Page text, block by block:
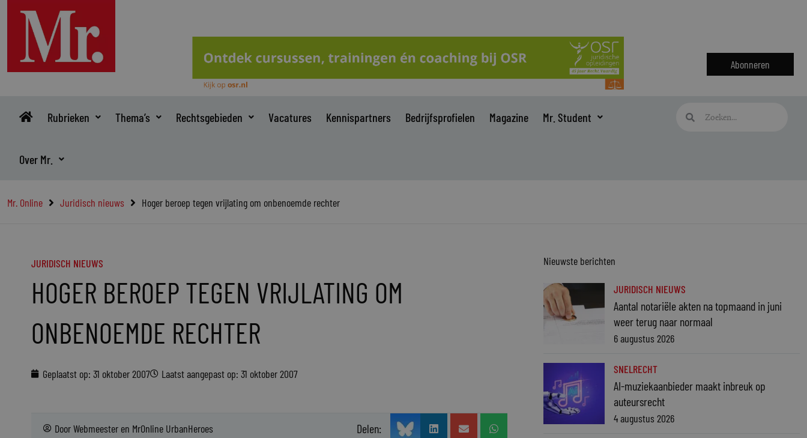
inhoud
Abonneren
Rubrieken Thema’s Rechtsgebieden Vacatures Kennispartners Bedrijfsprofielen Magazine Mr. Student
Over Mr.
Zoeken
Mr. Online Juridisch nieuws Hoger beroep tegen vrijlating om onbenoemde rechter
JURIDISCH NIEUWS
HOGER BEROEP TEGEN VRIJLATING OM
ONBENOEMDE RECHTER
Geplaatst op: 31 oktober 2007 Laatst aangepast op: 31 oktober 2007
DoorWebmeester en MrOnline UrbanHeroes Delen:
Nieuwste berichten
JURIDISCH NIEUWS
Aantal notariële akten na topmaand in juni
weer terug naar normaal
6 augustus 2026
SNELRECHT
AI-muziekaanbieder maakt inbreuk op
auteursrecht
4 augustus 2026